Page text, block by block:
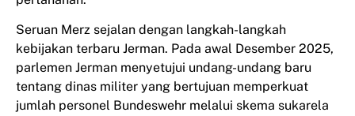
Seruan Merz sejalan dengan langkah-langkah
kebijakan terbaru Jerman. Pada awal Desember 2025,
parlemen Jerman menyetujui undang-undang baru
tentang dinas militer yang bertujuan memperkuat
jumlah personel Bundeswehr melalui skema sukarela